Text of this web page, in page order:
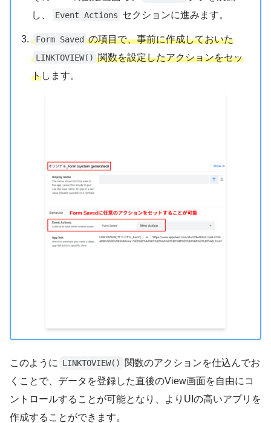
し、
Event Actions セクションに進みます。
Form Saved の項目で、事前に作成しておいた
LINKTOVIEW() 関数を設定したアクションをセッ
トします。
このように LINKTOVIEW()
関数のアクションを仕込んでお
くことで、データを登録した直後のView画面を自由にコ
ントロールすることが可能となり、よりUIの高いアプリを
作成することができます。